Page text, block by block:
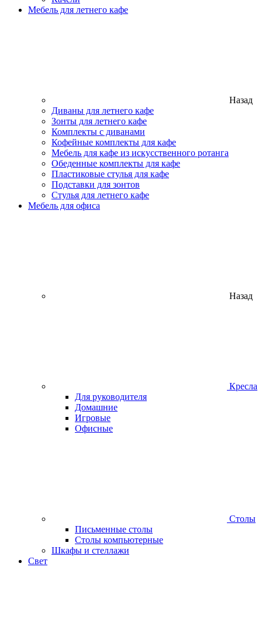
Мебель для летнего кафе
Назад
Диваны для летнего кафе
Зонты для летнего кафе
Комплекты с диванами
Кофейные комплекты для кафе
Мебель для кафе из искусственного ротанга
Обеденные комплекты для кафе
Пластиковые стулья для кафе
Подставки для зонтов
Стулья для летнего кафе
Мебель для офиса
Назад
Кресла
Для руководителя
Домашние
Игровые
Офисные
Столы
Письменные столы
Столы компьютерные
Шкафы и стеллажи
Свет